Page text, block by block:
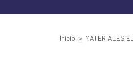
Inicio > MATERIALES